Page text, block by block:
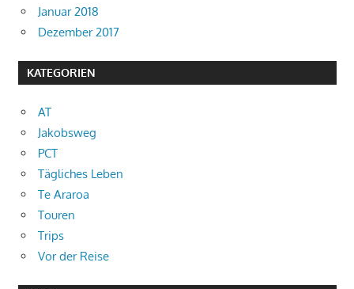
Januar 2018
Dezember 2017
KATEGORIEN
AT
Jakobsweg
PCT
Tägliches Leben
Te Araroa
Touren
Trips
Vor der Reise